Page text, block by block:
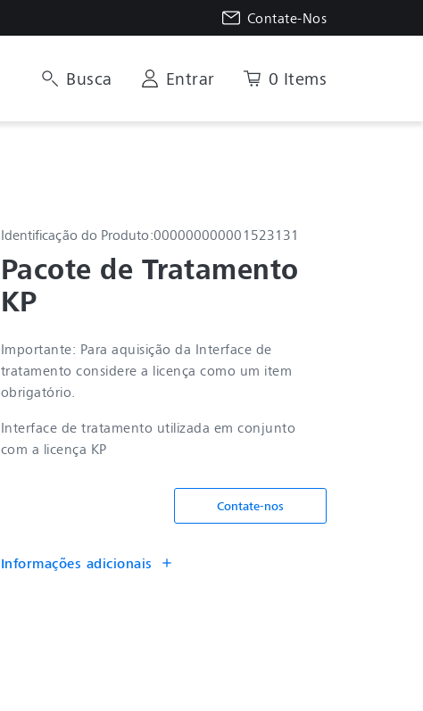
Contate-Nos
Busca Entrar 0 Items
Identificação do Produto:000000000001523131
Pacote de Tratamento
KP
Importante: Para aquisição da Interface de
tratamento considere a licença como um item
obrigatório.
Interface de tratamento utilizada em conjunto
com a licença KP
Contate-nos
Informações adicionais add